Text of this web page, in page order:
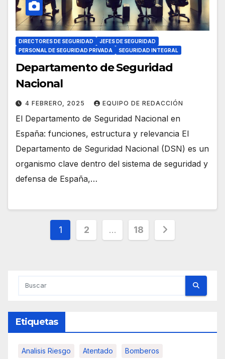
DIRECTORES DE SEGURIDAD
JEFES DE SEGURIDAD
PERSONAL DE SEGURIDAD PRIVADA
SEGURIDAD INTEGRAL
Departamento de Seguridad
Nacional
4 FEBRERO, 2025 EQUIPO DE REDACCIÓN
El Departamento de Seguridad Nacional en
España: funciones, estructura y relevancia El
Departamento de Seguridad Nacional (DSN) es un
organismo clave dentro del sistema de seguridad y
defensa de España,…
Paginación
1 2 … 18
Etiquetas
Analisis Riesgo Atentado Bomberos